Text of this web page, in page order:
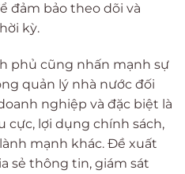
đảm bảo theo dõi và
kỳ.
phủ cũng nhấn mạnh sự
quản lý nhà nước đối
nghiệp và đặc biệt là
cực, lợi dụng chính sách,
mạnh khác. Đề xuất
sẻ thông tin, giám sát